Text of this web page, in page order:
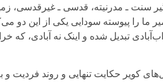
سنت ـ مدرنیته، قدسی ـ غیرقدسی،
پیوسته سودایی یکی از این دو
تبدیل شده و اینک نه آبادی، که
کویر حکایت تنهایی و روند فردیت و